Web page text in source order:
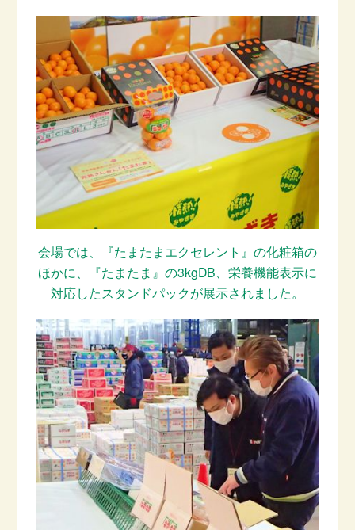
会場では、『たまたまエクセレント』の化粧箱の
ほかに、『たまたま』の3kgDB、栄養機能表示に
対応したスタンドパックが展示されました。